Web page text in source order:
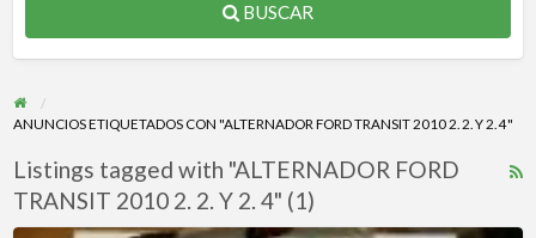
BUSCAR
ANUNCIOS ETIQUETADOS CON "ALTERNADOR FORD TRANSIT 2010 2. 2. Y 2. 4"
Listings tagged with "ALTERNADOR FORD
TRANSIT 2010 2. 2. Y 2. 4" (1)